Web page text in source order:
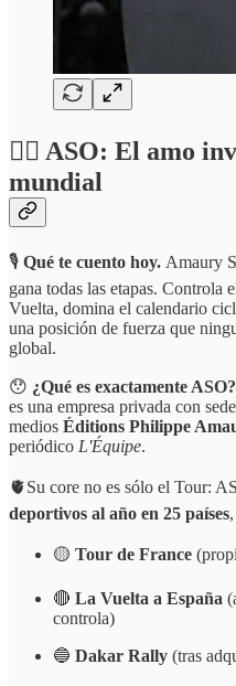
🚴‍♂️ ASO: El amo
mundial
🎙️ Qué te cuento hoy. Amaury
gana todas las etapas. Controla
Vuelta, domina el calendario
una posición de fuerza que
global.
😯 ¿Qué es exactamente ASO?
es una empresa privada con
medios Éditions Philippe
periódico L'Équipe.
🫀Su core no es sólo el Tour:
deportivos al año en 25 países
🟡 Tour de France
🔴 La Vuelta a España
controla)
🔵 Dakar Rally (tras